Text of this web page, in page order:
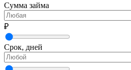
Сумма займа
₽
Срок, дней